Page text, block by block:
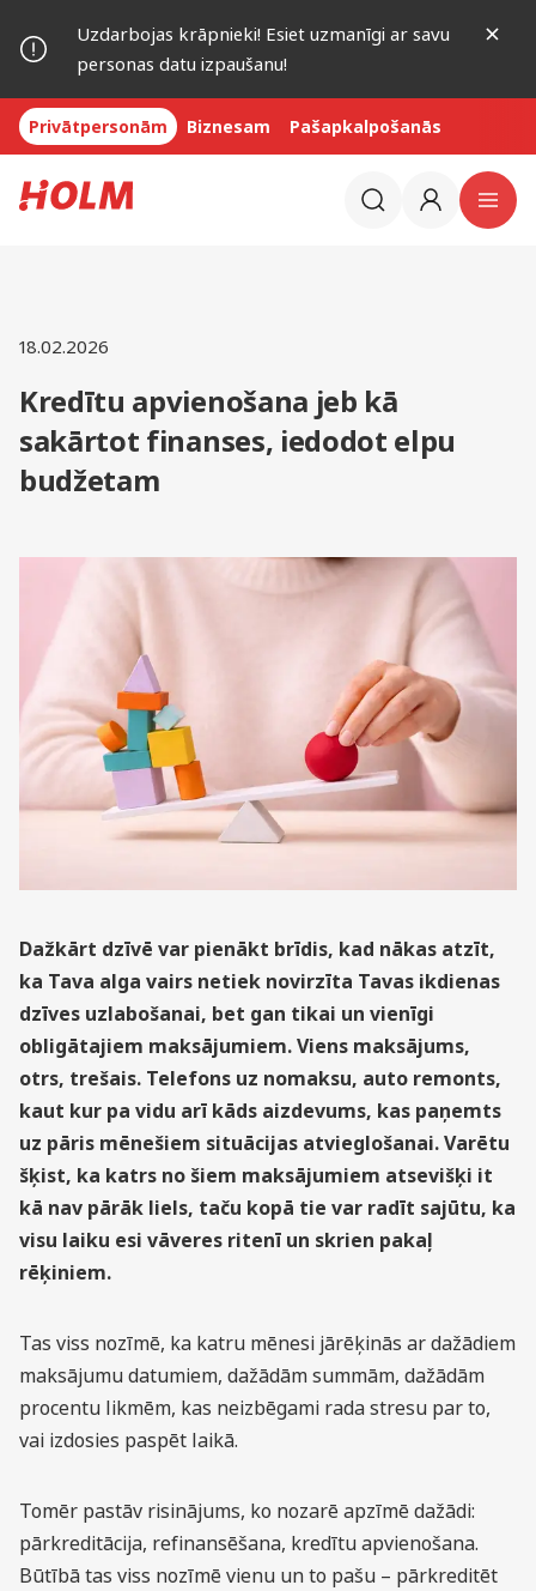
Uzdarbojas krāpnieki! Esiet uzmanīgi ar savu
personas datu izpaušanu!
Privātpersonām Biznesam Pašapkalpošanās
18.02.2026
Kredītu apvienošana jeb kā
sakārtot finanses, iedodot elpu
budžetam
Dažkārt dzīvē var pienākt brīdis, kad nākas atzīt,
ka Tava alga vairs netiek novirzīta Tavas ikdienas
dzīves uzlabošanai, bet gan tikai un vienīgi
obligātajiem maksājumiem. Viens maksājums,
otrs, trešais. Telefons uz nomaksu, auto remonts,
kaut kur pa vidu arī kāds aizdevums, kas paņemts
uz pāris mēnešiem situācijas atvieglošanai. Varētu
šķist, ka katrs no šiem maksājumiem atsevišķi it
kā nav pārāk liels, taču kopā tie var radīt sajūtu, ka
visu laiku esi vāveres ritenī un skrien pakaļ
rēķiniem.
Tas viss nozīmē, ka katru mēnesi jārēķinās ar dažādiem
maksājumu datumiem, dažādām summām, dažādām
procentu likmēm, kas neizbēgami rada stresu par to,
vai izdosies paspēt laikā.
Tomēr pastāv risinājums, ko nozarē apzīmē dažādi:
pārkreditācija, refinansēšana, kredītu apvienošana.
Būtībā tas viss nozīmē vienu un to pašu – pārkreditēt